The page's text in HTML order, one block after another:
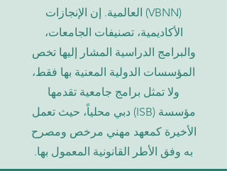
(VBNN) العالمية. إن الإنجازات
الأكاديمية، تصنيفات الجامعات،
والبرامج الدراسية المشار إليها تخص
المؤسسات الدولية المعنية بها فقط،
ولا تمثل برامج جامعية تقدمها
مؤسسة (ISB) دبي محلياً، حيث تعمل
الأخيرة كمعهد مهني مرخص ومصرح
به وفق الأطر القانونية المعمول بها.